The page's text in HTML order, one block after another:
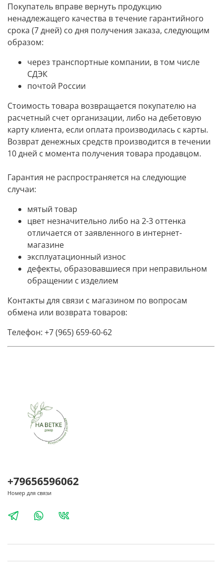
Покупатель вправе вернуть продукцию
ненадлежащего качества в течение гарантийного
срока (7 дней) со дня получения заказа, следующим
образом:
через транспортные компании, в том числе
СДЭК
почтой России
Стоимость товара возвращается покупателю на
расчетный счет организации, либо на дебетовую
карту клиента, если оплата производилась с карты.
Возврат денежных средств производится в течении
10 дней с момента получения товара продавцом.
Гарантия не распространяется на следующие
случаи:
мятый товар
цвет незначительно либо на 2-3 оттенка
отличается от заявленного в интернет-
магазине
эксплуатационный износ
дефекты, образовавшиеся при неправильном
обращении с изделием
Контакты для связи с магазином по вопросам
обмена или возврата товаров:
Телефон: +7 (965) 659-60-62
+79656596062
Номер для связи